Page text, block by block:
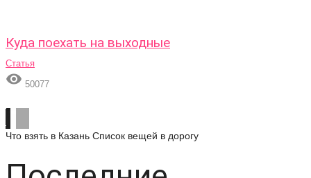
Куда поехать на выходные
Статья
 50077
Что взять в Казань Список вещей в дорогу